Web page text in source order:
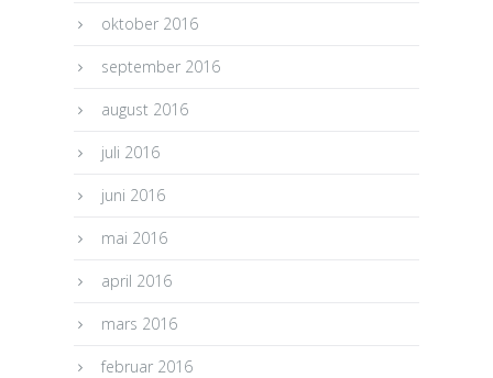
oktober 2016
september 2016
august 2016
juli 2016
juni 2016
mai 2016
april 2016
mars 2016
februar 2016